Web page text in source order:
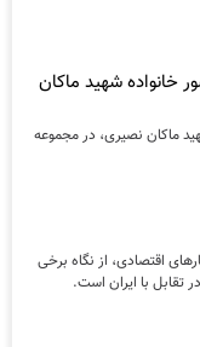
خانواده شهید ماکان
ماکان نصیری، در مجموعه
اقتصادی، از نگاه برخی
تقابل با ایران است.